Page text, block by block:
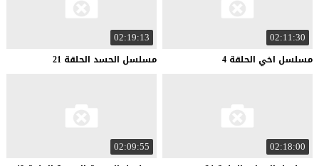
02:11:30
مسلسل اخي الحلقة 4
02:19:13
مسلسل الحسد الحلقة 21
02:18:00
02:09:55